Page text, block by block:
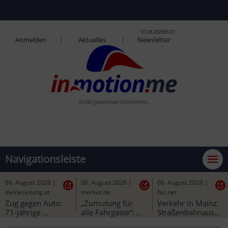
07.08.202605:27
Anmelden Aktuelles Newsletter
direkt gemeinsam informieren...
Navigationsleiste
06. August 2026 |
kleinezeitung.at
Zug gegen Auto:
71-jährige
06. August 2026 |
merkur.de
„Zumutung für
alle Fahrgäste“:
06. August 2026 |
faz.net
Verkehr in Mainz:
Straßenbahnausbau